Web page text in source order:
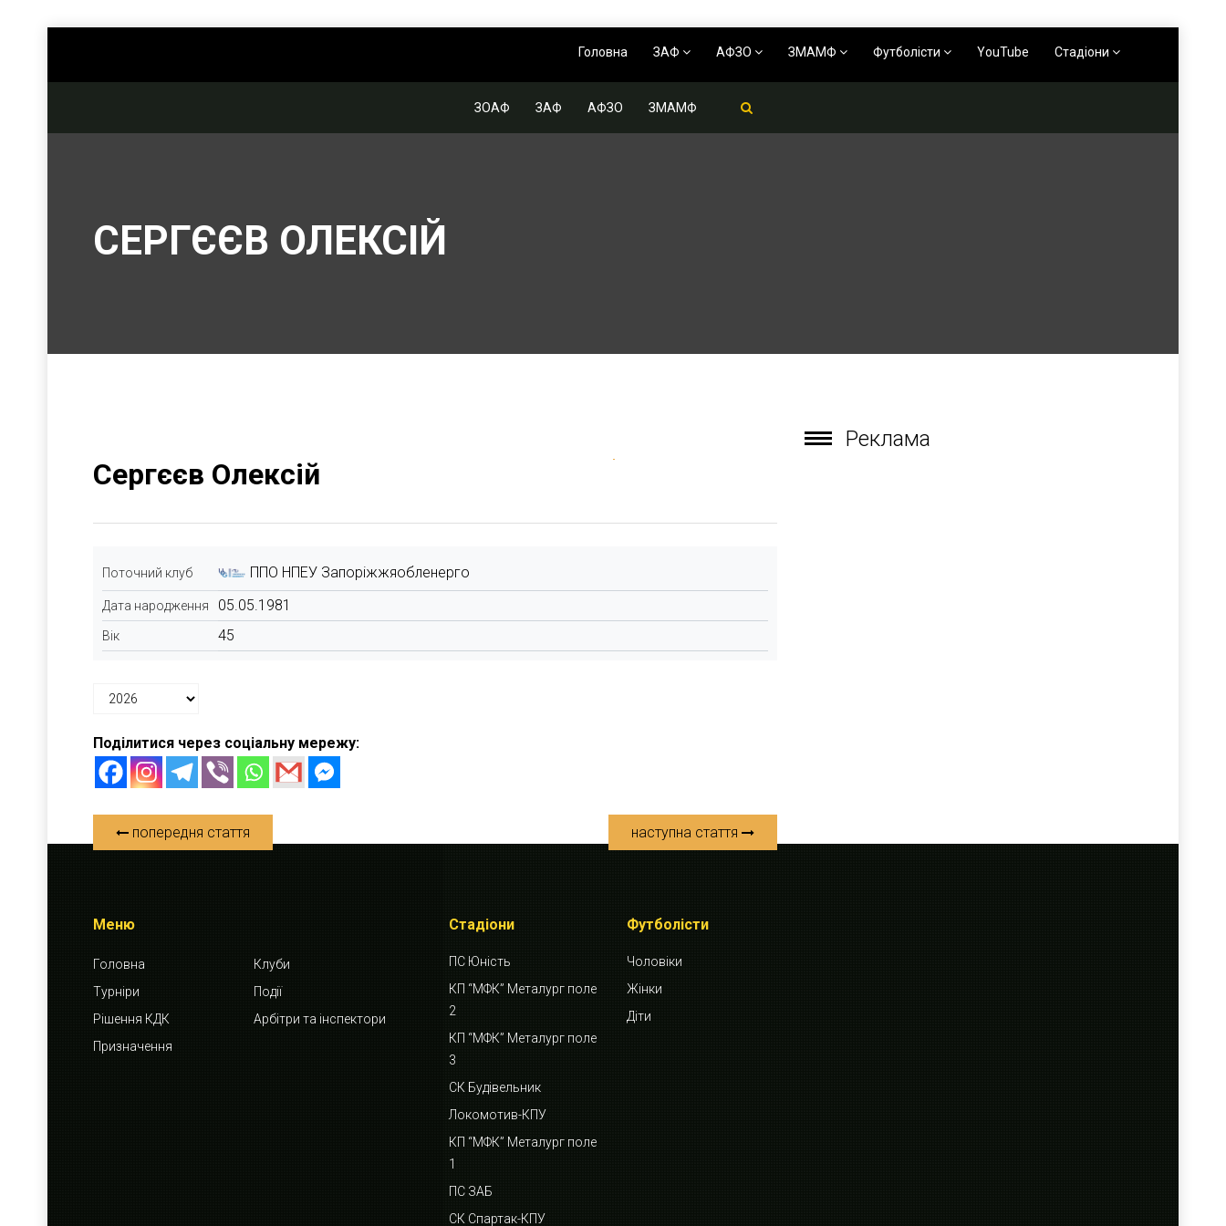
Головна ЗАФ АФЗО ЗМАМФ Футболісти YouTube Стадіони
ЗОАФ ЗАФ АФЗО ЗМАМФ
СЕРГЄЄВ ОЛЕКСІЙ
Сергєєв Олексій
Поточний клуб ППО НПЕУ Запоріжжяобленерго
Дата народження 05.05.1981
Вік 45
Поділитися через соціальну мережу:
попередня стаття наступна стаття
Реклама
Меню
Головна
Клуби
Турніри
Події
Рішення КДК
Арбітри та інспектори
Призначення
Стадіони
ПС Юність
КП “МФК” Металург поле
2
КП “МФК” Металург поле
3
СК Будівельник
Локомотив-КПУ
КП “МФК” Металург поле
1
ПС ЗАБ
СК Спартак-КПУ
Футболісти
Чоловіки
Жінки
Діти